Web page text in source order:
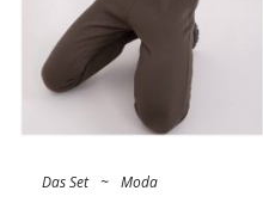
Das Set ~ Moda